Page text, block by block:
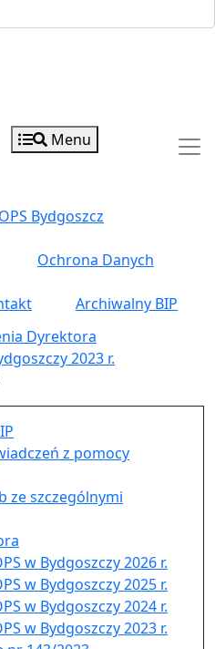
Menu
Bydgoszcz
Ochrona Danych
Archiwalny BIP
Dyrektora
2023 r.
z pomocy
ze szczególnymi
w Bydgoszczy 2026 r.
w Bydgoszczy 2025 r.
w Bydgoszczy 2024 r.
w Bydgoszczy 2023 r.